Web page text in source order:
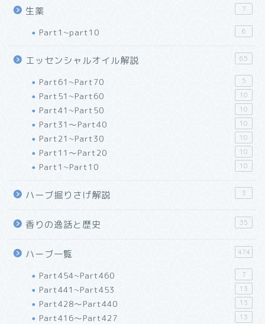
生薬 7
Part1~part10 6
エッセンシャルオイル解説 65
Part61~Part70 5
Part51~Part60 10
Part41~Part50 10
Part31～Part40 10
Part21~Part30 10
Part11～Part20 10
Part1~Part10 10
ハーブ掘りさげ解説 3
香りの逸話と歴史 35
ハーブ一覧 474
Part454~Part460 7
Part441~Part453 13
Part428～Part440 13
Part416～Part427 13